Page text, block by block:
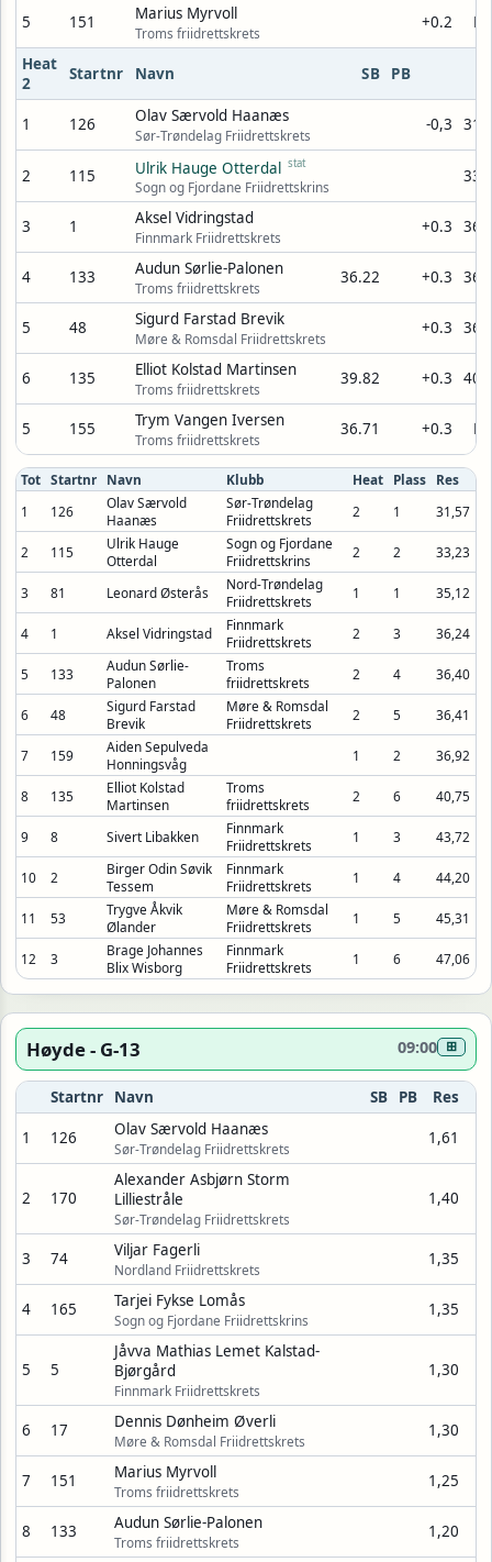
5 151 Marius Myrvoll
Troms friidrettskrets
+0.2
Heat
2
Startnr Navn SB PB
1 126 Olav Særvold Haanæs
Sør-Trøndelag Friidrettskrets
-0,3
2 115 Ulrik Hauge Otterdal stat
Sogn og Fjordane Friidrettskrins
3 1 Aksel Vidringstad
Finnmark Friidrettskrets
+0.3
4 133 Audun Sørlie-Palonen
Troms friidrettskrets
36.22 +0.3
5 48 Sigurd Farstad Brevik
Møre & Romsdal Friidrettskrets
+0.3
6 135 Elliot Kolstad Martinsen
Troms friidrettskrets
39.82 +0.3
5 155 Trym Vangen Iversen
Troms friidrettskrets
36.71 +0.3
Tot Startnr Navn Klubb Heat Plass
Res
1
126
Olav Særvold
Haanæs
Sør-Trøndelag
Friidrettskrets
2 1 31,57
2 115
Ulrik Hauge
Otterdal
Sogn og Fjordane
Friidrettskrins
2 2 33,23
3 81 Leonard Østerås
Nord-Trøndelag
Friidrettskrets
1 1 35,12
4 1 Aksel Vidringstad
Finnmark
Friidrettskrets
2 3 36,24
5 133
Audun Sørlie-
Palonen
Troms
friidrettskrets
2 4 36,40
6 48
Sigurd Farstad
Brevik
Møre & Romsdal
Friidrettskrets
2 5 36,41
7 159
Aiden Sepulveda
Honningsvåg
1 2 36,92
8 135
Elliot Kolstad
Martinsen
Troms
friidrettskrets
2 6 40,75
9 8 Sivert Libakken
Finnmark
Friidrettskrets
1 3 43,72
10 2
Birger Odin Søvik
Tessem
Finnmark
Friidrettskrets
1 4 44,20
11 53
Trygve Åkvik
Ølander
Møre & Romsdal
Friidrettskrets
1 5 45,31
12 3
Brage Johannes
Blix Wisborg
Finnmark
Friidrettskrets
1 6 47,06
Høyde - G-13 09:00 ⊞
Startnr Navn SB PB Res
1 126 Olav Særvold Haanæs
Sør-Trøndelag Friidrettskrets
1,61
2 170
Alexander Asbjørn Storm
Lilliestråle
Sør-Trøndelag Friidrettskrets
1,40
3 74 Viljar Fagerli
Nordland Friidrettskrets
1,35
4 165 Tarjei Fykse Lomås
Sogn og Fjordane Friidrettskrins
1,35
5 5
Jåvva Mathias Lemet Kalstad-
Bjørgård
Finnmark Friidrettskrets
1,30
6 17 Dennis Dønheim Øverli
Møre & Romsdal Friidrettskrets
1,30
7 151 Marius Myrvoll
Troms friidrettskrets
1,25
8 133 Audun Sørlie-Palonen
Troms friidrettskrets
1,20